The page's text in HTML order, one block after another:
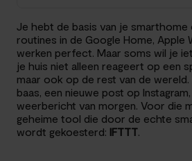
Je hebt de basis van je smarthome
routines in de Google Home, Apple
werken perfect. Maar soms wil je
je huis niet alleen reageert op een
maar ook op de rest van de
baas, een nieuwe post op
weerbericht van morgen. Voor die
geheime tool die door de echte
wordt gekoesterd: IFTTT.